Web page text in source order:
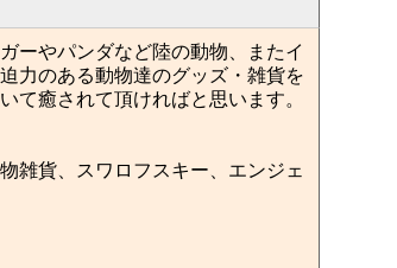
ーやパンダなど陸の動物、またイ
力のある動物達のグッズ・雑貨を
て癒されて頂ければと思います。
雑貨、スワロフスキー、エンジェ